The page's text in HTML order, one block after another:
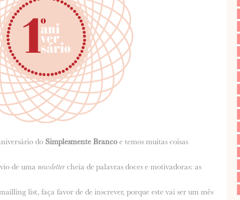
do Simplesmente Brancoe temos muitas coisas
de uma newslettercheia de palavras doces e motivadoras: as
list, faça favor de de inscrever, porque este vai ser um mês